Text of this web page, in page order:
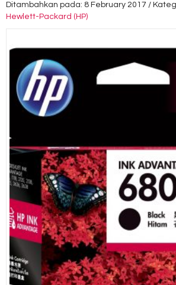
Ditambahkan pada: 8 February 2017 /
Hewlett-Packard (HP)